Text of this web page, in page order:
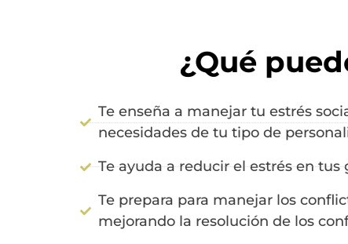
¿Qué
Te enseña a manejar tu estrés
necesidades de tu tipo de
Te ayuda a reducir el estrés en tus
Te prepara para manejar los
mejorando la resolución de los